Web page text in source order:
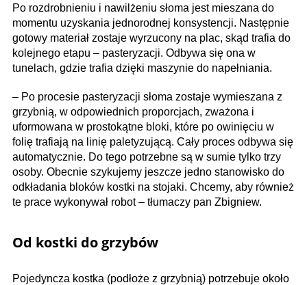
Po rozdrobnieniu i nawilżeniu słoma jest mieszana do
momentu uzyskania jednorodnej konsystencji. Następnie
gotowy materiał zostaje wyrzucony na plac, skąd trafia do
kolejnego etapu – pasteryzacji. Odbywa się ona w
tunelach, gdzie trafia dzięki maszynie do napełniania.
– Po procesie pasteryzacji słoma zostaje wymieszana z
grzybnią, w odpowiednich proporcjach, zważona i
uformowana w prostokątne bloki, które po owinięciu w
folię trafiają na linię paletyzującą. Cały proces odbywa się
automatycznie. Do tego potrzebne są w sumie tylko trzy
osoby. Obecnie szykujemy jeszcze jedno stanowisko do
odkładania bloków kostki na stojaki. Chcemy, aby również
te prace wykonywał robot – tłumaczy pan Zbigniew.
Od kostki do grzybów
Pojedyncza kostka (podłoże z grzybnią) potrzebuje około